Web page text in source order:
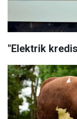
​"Elektrik